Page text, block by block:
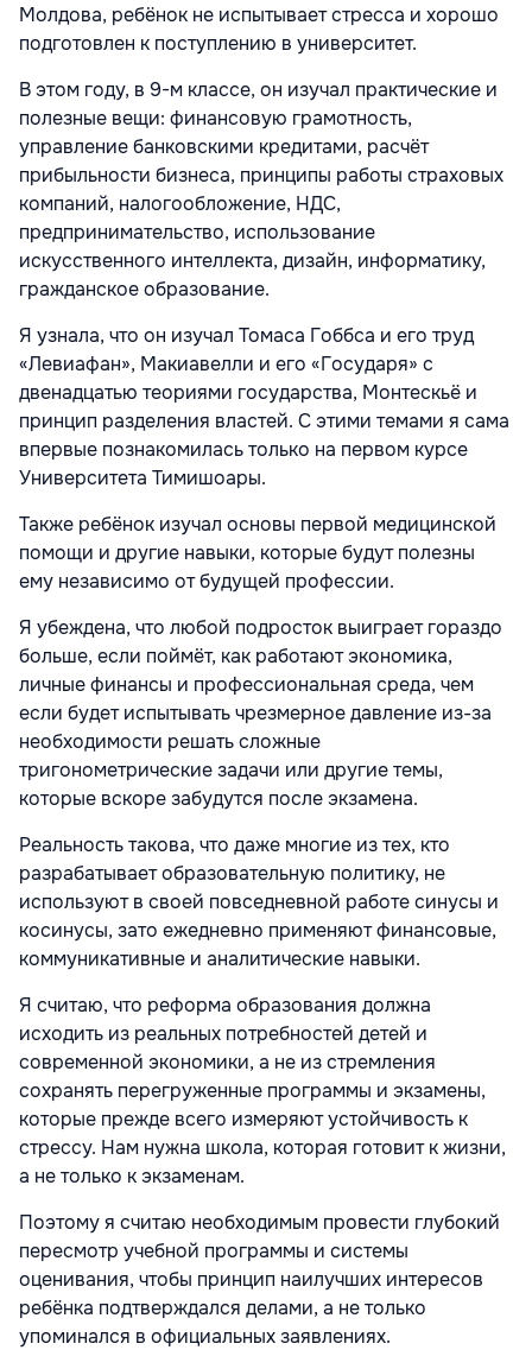
Молдова, ребёнок не испытывает стресса и хорошо
подготовлен к поступлению в университет.
В этом году, в 9-м классе, он изучал практические и
полезные вещи: финансовую грамотность,
управление банковскими кредитами, расчёт
прибыльности бизнеса, принципы работы страховых
компаний, налогообложение, НДС,
предпринимательство, использование
искусственного интеллекта, дизайн, информатику,
гражданское образование.
Я узнала, что он изучал Томаса Гоббса и его труд
«Левиафан», Макиавелли и его «Государя» с
двенадцатью теориями государства, Монтескьё и
принцип разделения властей. С этими темами я сама
впервые познакомилась только на первом курсе
Университета Тимишоары.
Также ребёнок изучал основы первой медицинской
помощи и другие навыки, которые будут полезны
ему независимо от будущей профессии.
Я убеждена, что любой подросток выиграет гораздо
больше, если поймёт, как работают экономика,
личные финансы и профессиональная среда, чем
если будет испытывать чрезмерное давление из-за
необходимости решать сложные
тригонометрические задачи или другие темы,
которые вскоре забудутся после экзамена.
Реальность такова, что даже многие из тех, кто
разрабатывает образовательную политику, не
используют в своей повседневной работе синусы и
косинусы, зато ежедневно применяют финансовые,
коммуникативные и аналитические навыки.
Я считаю, что реформа образования должна
исходить из реальных потребностей детей и
современной экономики, а не из стремления
сохранять перегруженные программы и экзамены,
которые прежде всего измеряют устойчивость к
стрессу. Нам нужна школа, которая готовит к жизни,
а не только к экзаменам.
Поэтому я считаю необходимым провести глубокий
пересмотр учебной программы и системы
оценивания, чтобы принцип наилучших интересов
ребёнка подтверждался делами, а не только
упоминался в официальных заявлениях.